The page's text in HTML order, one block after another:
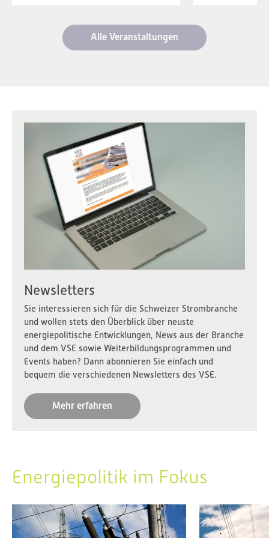
Alle Veranstaltungen
Newsletters
Sie interessieren sich für die Schweizer Strombranche
und wollen stets den Überblick über neuste
energiepolitische Entwicklungen, News aus der Branche
und dem VSE sowie Weiterbildungsprogrammen und
Events haben? Dann abonnieren Sie einfach und
bequem die verschiedenen Newsletters des VSE.
Mehr erfahren
Energiepolitik im Fokus